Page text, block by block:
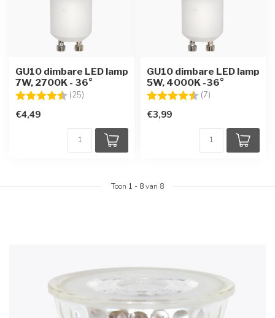
GU10 dimbare LED lamp
7W, 2700K - 36°
Beoordeling: (25)
€4,49
GU10 dimbare LED lamp
5W, 4000K -36°
Beoordeling: (7)
€3,99
Toon 1 - 8van 8